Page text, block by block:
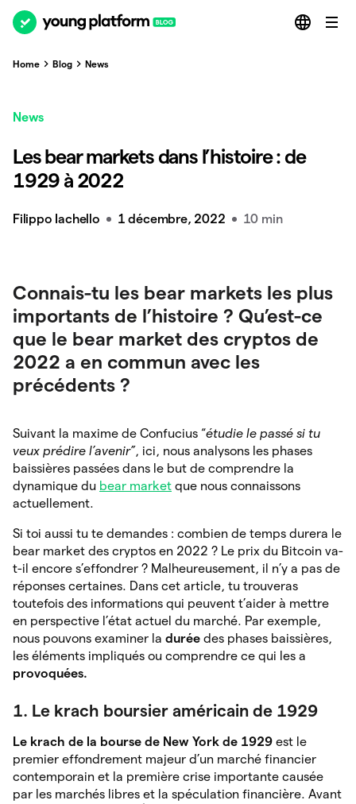
Home Blog News
News
Les bear markets dans l’histoire : de
1929 à 2022
Filippo Iachello 1 décembre, 2022 10 min
Connais-tu les bear markets les plus
importants de l’histoire ? Qu’est-ce
que le bear market des cryptos de
2022 a en commun avec les
précédents ?
Suivant la maxime de Confucius “étudie le passé si tu
veux prédire l’avenir”, ici, nous analysons les phases
baissières passées dans le but de comprendre la
dynamique du bear market que nous connaissons
actuellement.
Si toi aussi tu te demandes : combien de temps durera le
bear market des cryptos en 2022 ? Le prix du Bitcoin va-
t-il encore s’effondrer ? Malheureusement, il n’y a pas de
réponses certaines. Dans cet article, tu trouveras
toutefois des informations qui peuvent t’aider à mettre
en perspective l’état actuel du marché. Par exemple,
nous pouvons examiner la durée des phases baissières,
les éléments impliqués ou comprendre ce qui les a
provoquées.
1. Le krach boursier américain de 1929
Le krach de la bourse de New York de 1929 est le
premier effondrement majeur d’un marché financier
contemporain et la première crise importante causée
par les marchés libres et la spéculation financière. Avant